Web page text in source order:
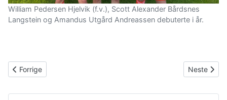
William Pedersen Hjelvik (f.v.), Scott Alexander Bårdsnes
Langstein og Amandus Utgård Andreassen debuterte i år.
Forrige artikkel: Det blir 4. divisjon også i 2025!
Forrige Neste
Neste